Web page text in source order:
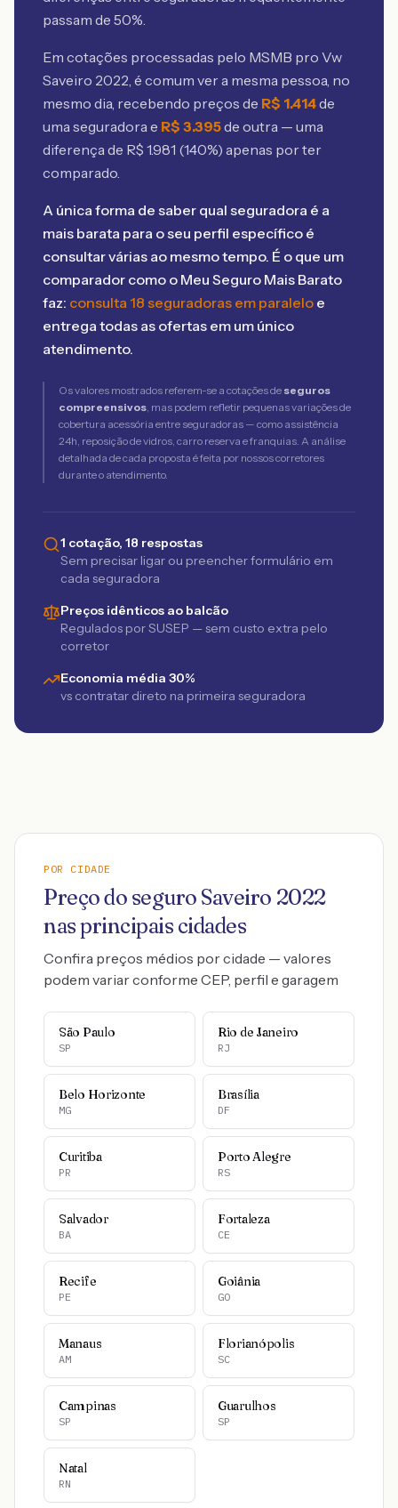
passam de 50%.
Em cotações processadas pelo MSMB pro Vw
Saveiro 2022, é comum ver a mesma pessoa, no
mesmo dia, recebendo preços de R$ 1.414de
uma seguradora e R$ 3.395de outra — uma
diferença de R$ 1.981 (140%) apenas por ter
comparado.
A única forma de saber qual seguradora é a
mais barata para o seu perfil específico é
consultar várias ao mesmo tempo. É o que um
comparador como o Meu Seguro Mais Barato
faz: consulta 18 seguradoras em paralelo e
entrega todas as ofertas em um único
atendimento.
Os valores mostrados referem-se a cotações de seguros
compreensivos, mas podem refletir pequenas variações de
cobertura acessória entre seguradoras — como assistência
24h, reposição de vidros, carro reserva e franquias. A análise
detalhada de cada proposta é feita por nossos corretores
durante o atendimento.
1 cotação, 18 respostas
Sem precisar ligar ou preencher formulário em
cada seguradora
Preços idênticos ao balcão
Regulados por SUSEP — sem custo extra pelo
corretor
Economia média 30%
vs contratar direto na primeira seguradora
POR CIDADE
Preço do seguro Saveiro 2022
nas principais cidades
Confira preços médios por cidade — valores
podem variar conforme CEP, perfil e garagem
São Paulo
SP
Rio de Janeiro
RJ
Belo Horizonte
MG
Brasília
DF
Curitiba
PR
Porto Alegre
RS
Salvador
BA
Fortaleza
CE
Recife
PE
Goiânia
GO
Manaus
AM
Florianópolis
SC
Campinas
SP
Guarulhos
SP
Natal
RN